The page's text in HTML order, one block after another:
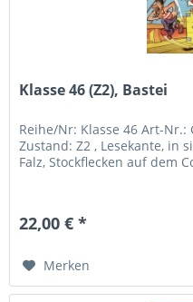
Klasse 46 (Z2), Bastei
Reihe/Nr: Klasse 46 Art-Nr.:
Zustand: Z2 , Lesekante, in
Falz, Stockflecken auf dem
22,00 € *
Merken